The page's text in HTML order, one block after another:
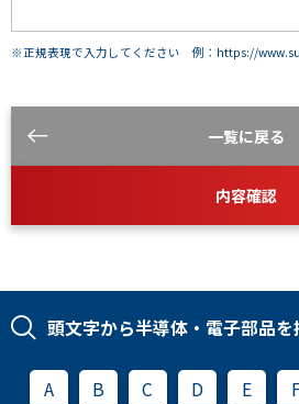
※正規表現で入力してください 例：https://
一覧に戻る
内容確認
頭文字から半導体・電子部品を
A B C D E